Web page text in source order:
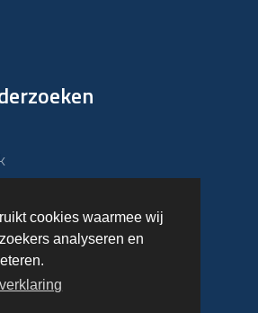
cookies waarmee wij
analyseren en